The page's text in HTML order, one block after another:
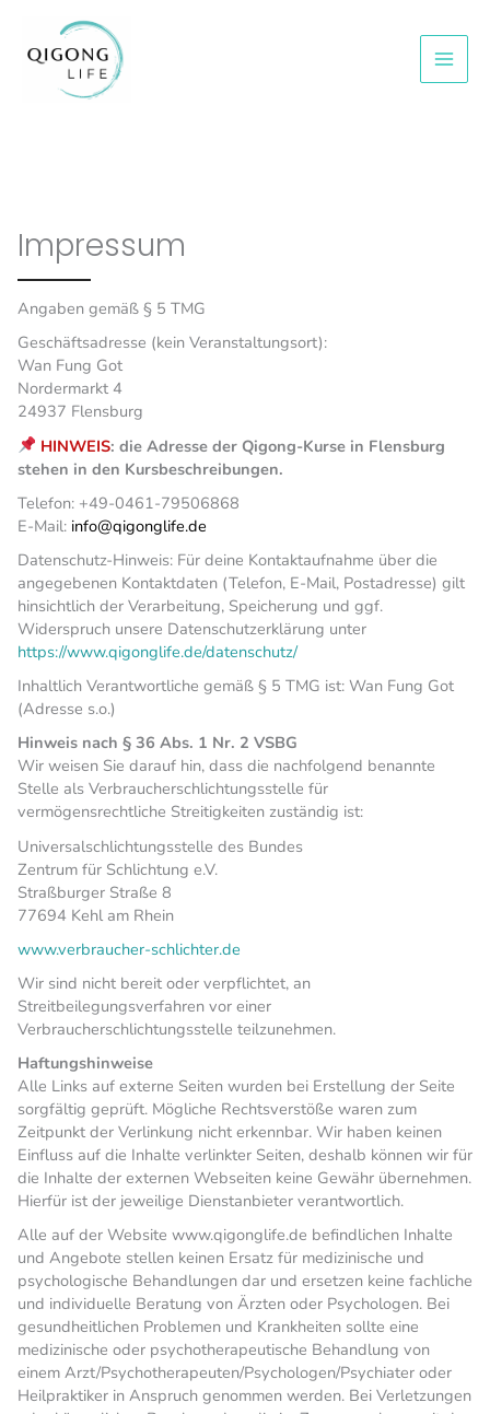
springen
Impressum
Angaben gemäß § 5 TMG
Geschäftsadresse (kein Veranstaltungsort):
Wan Fung Got
Nordermarkt 4
24937 Flensburg
HINWEIS: die Adresse der Qigong-Kurse in Flensburg
stehen in den Kursbeschreibungen.
Telefon: +49-0461-79506868
E-Mail: info@qigonglife.de
Datenschutz-Hinweis: Für deine Kontaktaufnahme über die
angegebenen Kontaktdaten (Telefon, E-Mail, Postadresse) gilt
hinsichtlich der Verarbeitung, Speicherung und ggf.
Widerspruch unsere Datenschutzerklärung unter
https://www.qigonglife.de/datenschutz/
Inhaltlich Verantwortliche gemäß § 5 TMG ist: Wan Fung Got
(Adresse s.o.)
Hinweis nach § 36 Abs. 1 Nr. 2 VSBG
Wir weisen Sie darauf hin, dass die nachfolgend benannte
Stelle als Verbraucherschlichtungsstelle für
vermögensrechtliche Streitigkeiten zuständig ist:
Universalschlichtungsstelle des Bundes
Zentrum für Schlichtung e.V.
Straßburger Straße 8
77694 Kehl am Rhein
www.verbraucher-schlichter.de
Wir sind nicht bereit oder verpflichtet, an
Streitbeilegungsverfahren vor einer
Verbraucherschlichtungsstelle teilzunehmen.
Haftungshinweise
Alle Links auf externe Seiten wurden bei Erstellung der Seite
sorgfältig geprüft. Mögliche Rechtsverstöße waren zum
Zeitpunkt der Verlinkung nicht erkennbar. Wir haben keinen
Einfluss auf die Inhalte verlinkter Seiten, deshalb können wir für
die Inhalte der externen Webseiten keine Gewähr übernehmen.
Hierfür ist der jeweilige Dienstanbieter verantwortlich.
Alle auf der Website www.qigonglife.de befindlichen Inhalte
und Angebote stellen keinen Ersatz für medizinische und
psychologische Behandlungen dar und ersetzen keine fachliche
und individuelle Beratung von Ärzten oder Psychologen. Bei
gesundheitlichen Problemen und Krankheiten sollte eine
medizinische oder psychotherapeutische Behandlung von
einem Arzt/Psychotherapeuten/Psychologen/Psychiater oder
Heilpraktiker in Anspruch genommen werden. Bei Verletzungen